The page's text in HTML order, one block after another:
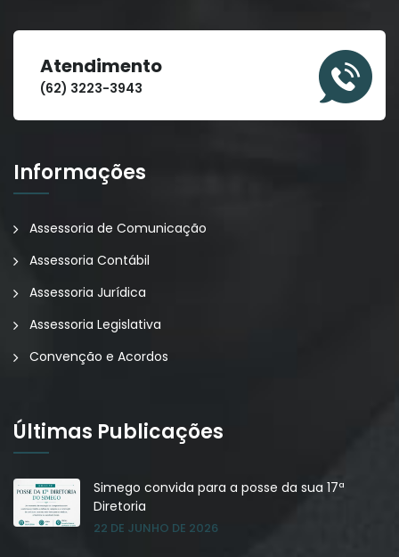
Atendimento
(62) 3223-3943
Informações
Assessoria de Comunicação
Assessoria Contábil
Assessoria Jurídica
Assessoria Legislativa
Convenção e Acordos
Últimas Publicações
Simego convida para a posse da sua 17ª
Diretoria
22 DE JUNHO DE 2026